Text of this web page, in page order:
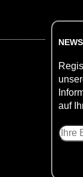
auf